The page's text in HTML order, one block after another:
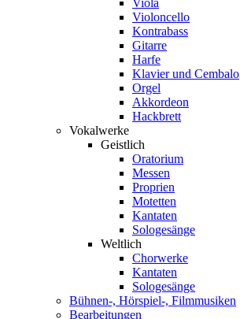
Violoncello
Kontrabass
Gitarre
Harfe
Klavier und Cembalo
Orgel
Akkordeon
Hackbrett
Vokalwerke
Geistlich
Oratorium
Messen
Proprien
Motetten
Kantaten
Sologesänge
Weltlich
Chorwerke
Kantaten
Sologesänge
Bühnen-, Hörspiel-, Filmmusiken
Bearbeitungen